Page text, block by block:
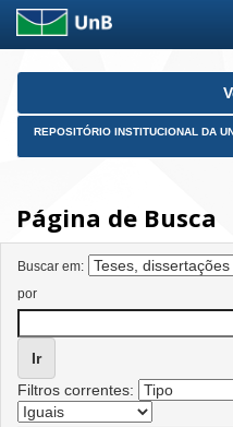
Skip
REPOSITÓRIO INSTITUCIONAL DA
Página de Busca
Buscar em:
por
Filtros correntes: